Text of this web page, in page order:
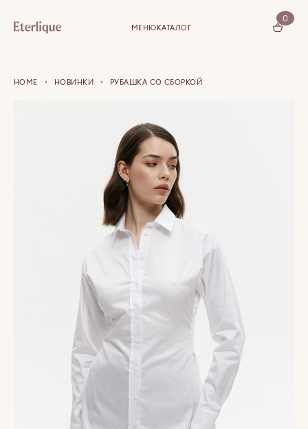
МЕНЮКАТАЛОГ
0
КОРЗИНА (0)
HOME НОВИНКИ РУБАШКА СО СБОРКОЙ